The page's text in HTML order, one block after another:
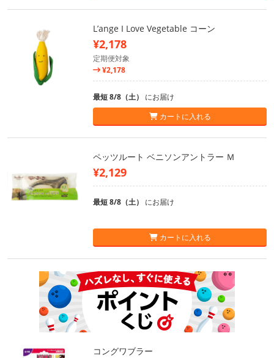
L’ange I Love Vegetable コーン
¥2,178
定期便対象
¥2,178
最短 8/8（土） にお届け
カートに入れる
ペッツルート ベニソンアントラー Ｍ
¥2,129
最短 8/8（土） にお届け
カートに入れる
コングワブラー